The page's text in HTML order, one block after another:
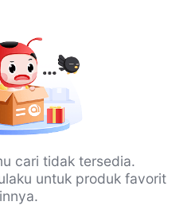
cari tidak tersedia.
untuk produk favorit